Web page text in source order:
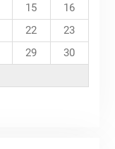
15
16
22
23
29
30